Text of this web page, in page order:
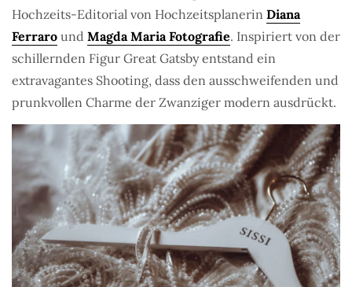
Hochzeits-Editorial von Hochzeitsplanerin Diana
Ferraro und Magda Maria Fotografie. Inspiriert von der
schillernden Figur Great Gatsby entstand ein
extravagantes Shooting, dass den ausschweifenden und
prunkvollen Charme der Zwanziger modern ausdrückt.